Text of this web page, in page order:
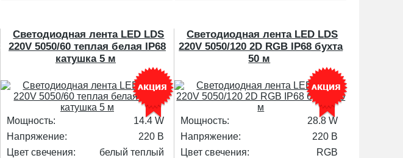
Светодиодная лента LED LDS
220V 5050/60 теплая белая IP68
катушка 5 м
Мощность:
14.4 W
Напряжение:
220 В
Цвет свечения:
белый теплый
Светодиодная лента LED LDS
220V 5050/120 2D RGB IP68 бухта
50 м
Мощность:
28.8 W
Напряжение:
220 В
Цвет свечения:
RGB